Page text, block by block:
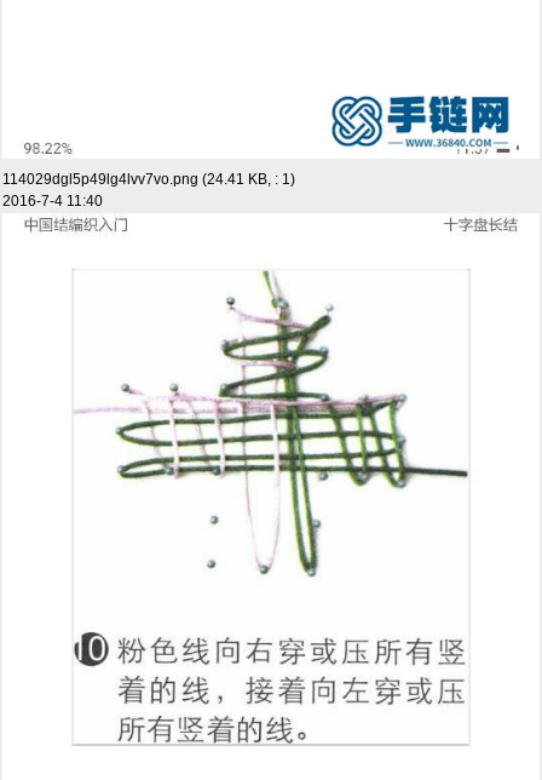
114029dgl5p49lg4lvv7vo.png (24.41 KB, : 1)
2016-7-4 11:40